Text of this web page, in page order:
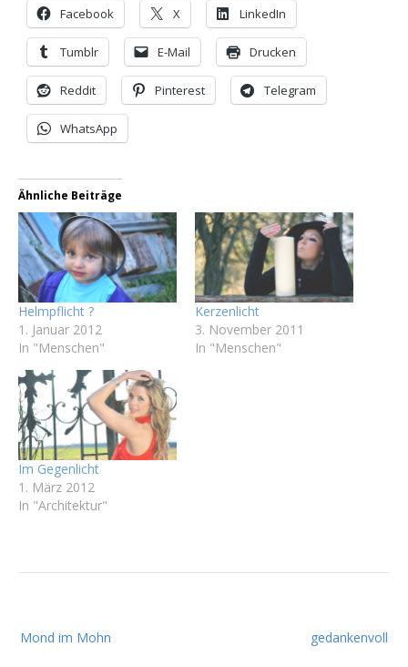
Facebook X LinkedIn
Tumblr E-Mail Drucken
Reddit Pinterest Telegram
WhatsApp
Ähnliche Beiträge
Helmpflicht ?
1. Januar 2012
In "Menschen"
Kerzenlicht
3. November 2011
In "Menschen"
Im Gegenlicht
1. März 2012
In "Architektur"
e gedankenvoll
Mond im Mohn